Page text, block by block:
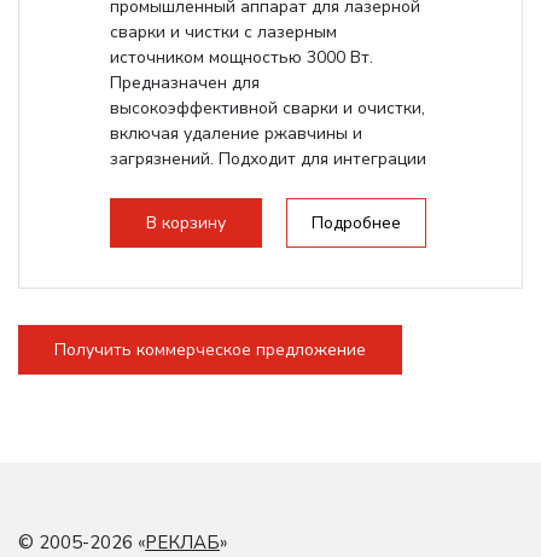
промышленный аппарат для лазерной
сварки и чистки с лазерным
источником мощностью 3000 Вт.
Предназначен для
высокоэффективной сварки и очистки,
включая удаление ржавчины и
загрязнений. Подходит для интеграции
В корзину
Подробнее
Получить коммерческое предложение
© 2005-2026 «РЕКЛАБ»